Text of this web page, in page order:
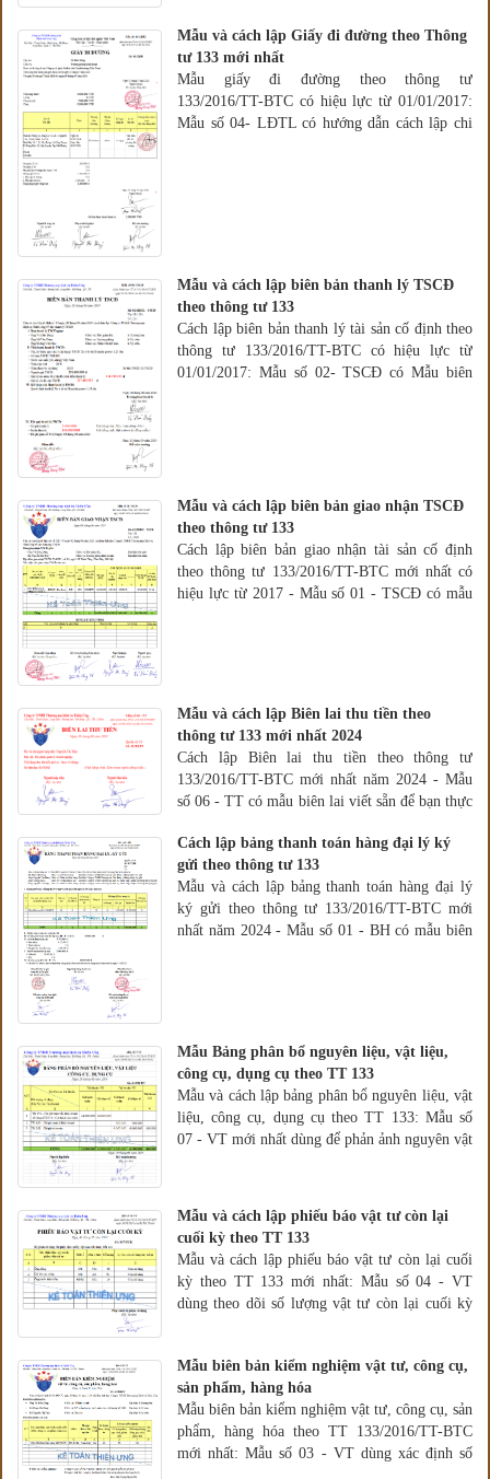
Mẫu và cách lập Giấy đi đường theo Thông
tư 133 mới nhất
Mẫu giấy đi đường theo thông tư
133/2016/TT-BTC có hiệu lực từ 01/01/2017:
Mẫu số 04- LĐTL có hướng dẫn cách lập chi
Mẫu và cách lập biên bản thanh lý TSCĐ
theo thông tư 133
Cách lập biên bản thanh lý tài sản cố định theo
thông tư 133/2016/TT-BTC có hiệu lực từ
01/01/2017: Mẫu số 02- TSCĐ có Mẫu biên
Mẫu và cách lập biên bản giao nhận TSCĐ
theo thông tư 133
Cách lập biên bản giao nhận tài sản cố định
theo thông tư 133/2016/TT-BTC mới nhất có
hiệu lực từ 2017 - Mẫu số 01 - TSCĐ có mẫu
Mẫu và cách lập Biên lai thu tiền theo
thông tư 133 mới nhất 2024
Cách lập Biên lai thu tiền theo thông tư
133/2016/TT-BTC mới nhất năm 2024 - Mẫu
số 06 - TT có mẫu biên lai viết sẵn để bạn thực
Cách lập bảng thanh toán hàng đại lý ký
gửi theo thông tư 133
Mẫu và cách lập bảng thanh toán hàng đại lý
ký gửi theo thông tư 133/2016/TT-BTC mới
nhất năm 2024 - Mẫu số 01 - BH có mẫu biên
Mẫu Bảng phân bổ nguyên liệu, vật liệu,
công cụ, dụng cụ theo TT 133
Mẫu và cách lập bảng phân bổ nguyên liệu, vật
liệu, công cụ, dụng cụ theo TT 133: Mẫu số
07­ - VT mới nhất dùng để phản ảnh nguyên vật
Mẫu và cách lập phiếu báo vật tư còn lại
cuối kỳ theo TT 133
Mẫu và cách lập phiếu báo vật tư còn lại cuối
kỳ theo TT 133 mới nhất: Mẫu số 04 - VT
dùng theo dõi số lượng vật tư còn lại cuối kỳ
Mẫu biên bản kiểm nghiệm vật tư, công cụ,
sản phẩm, hàng hóa
Mẫu biên bản kiểm nghiệm vật tư, công cụ, sản
phẩm, hàng hóa theo TT 133/2016/TT-BTC
mới nhất: Mẫu số 03 - VT dùng xác định số